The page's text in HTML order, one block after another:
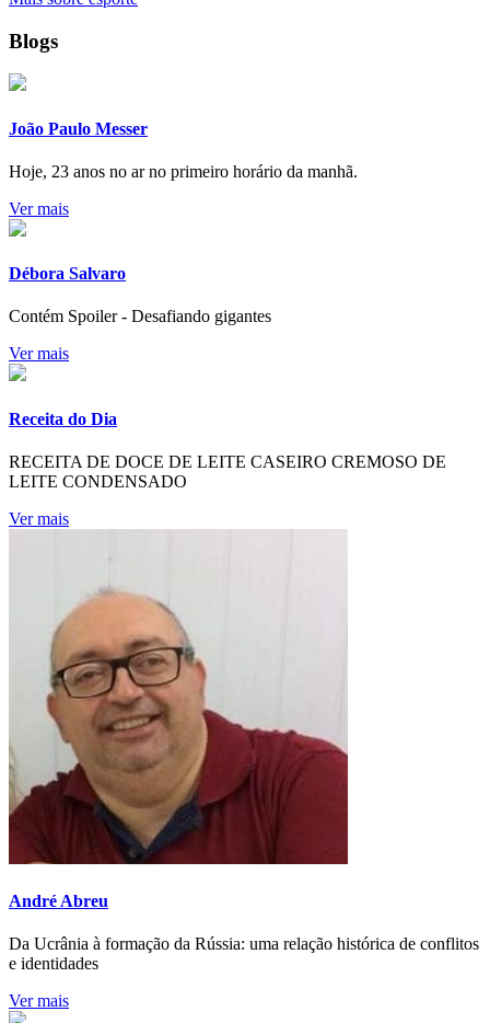
Blogs
João Paulo Messer
Hoje, 23 anos no ar no primeiro horário da manhã.
Ver mais
Débora Salvaro
Contém Spoiler - Desafiando gigantes
Ver mais
Receita do Dia
RECEITA DE DOCE DE LEITE CASEIRO CREMOSO DE
LEITE CONDENSADO
Ver mais
André Abreu
Da Ucrânia à formação da Rússia: uma relação histórica de conflitos
e identidades
Ver mais